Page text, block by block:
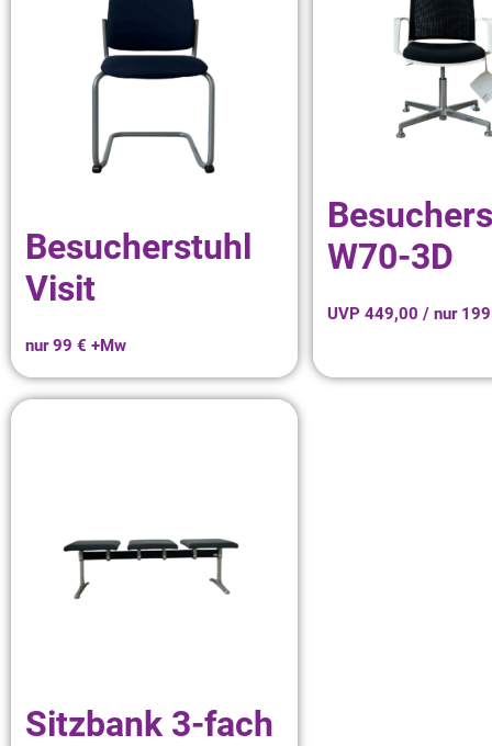
Besucherstuhl
Visit
nur 99 € +Mw
W70-3D
UVP 449,00 / nur
Sitzbank 3-fach